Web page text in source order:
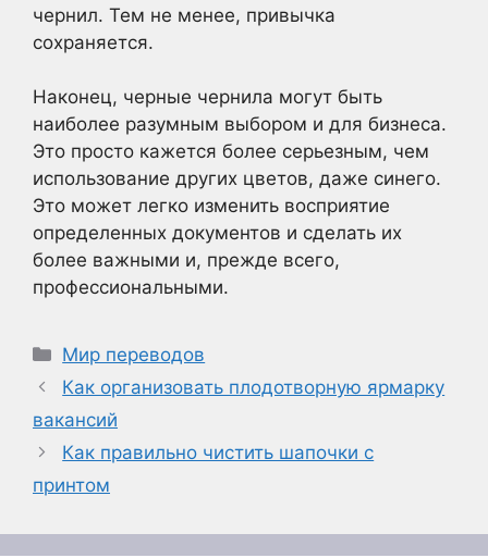
чернил. Тем не менее, привычка
сохраняется.
Наконец, черные чернила могут быть
наиболее разумным выбором и для бизнеса.
Это просто кажется более серьезным, чем
использование других цветов, даже синего.
Это может легко изменить восприятие
определенных документов и сделать их
более важными и, прежде всего,
профессиональными.
Рубрики
Мир переводов
Как организовать плодотворную ярмарку
вакансий
Как правильно чистить шапочки с
принтом